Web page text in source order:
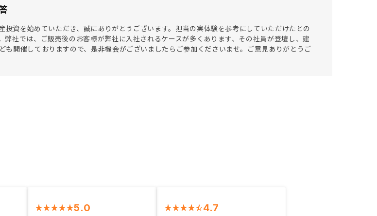
投資を始めていただき、誠にありがとうございます。担当の実体験を参考にしていただけたとの
弊社では、ご販売後のお客様が弊社に入社されるケースが多くあります、その社員が登壇し、建
も開催しておりますので、是非機会がございましたらご参加くださいませ。ご意見ありがとうご
5.0 4.7